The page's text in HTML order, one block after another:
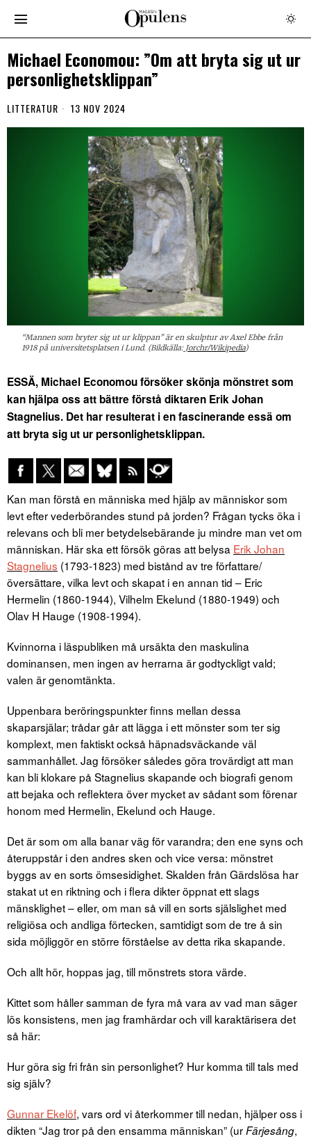
Michael Economou: ”Om att bryta sig ut ur
personlighetsklippan”
LITTERATUR 13 NOV 2024
“Mannen som bryter sig ut ur klippan” är en skulptur av Axel Ebbe från
1918 på universitetsplatsen i Lund. (Bildkälla:Jorchr/Wikipedia)
ESSÄ, Michael Economou försöker skönja mönstret som
kan hjälpa oss att bättre förstå diktaren Erik Johan
Stagnelius. Det har resulterat i en fascinerande essä om
att bryta sig ut ur personlighetsklippan.
Kan man förstå en människa med hjälp av människor som
levt efter vederbörandes stund på jorden? Frågan tycks öka i
relevans och bli mer betydelsebärande ju mindre man vet om
människan. Här ska ett försök göras att belysa Erik Johan
Stagnelius (1793-1823) med bistånd av tre författare/
översättare, vilka levt och skapat i en annan tid – Eric
Hermelin (1860-1944), Vilhelm Ekelund (1880-1949) och
Olav H Hauge (1908-1994).
Kvinnorna i läspubliken må ursäkta den maskulina
dominansen, men ingen av herrarna är godtyckligt vald;
valen är genomtänkta.
Uppenbara beröringspunkter finns mellan dessa
skaparsjälar; trådar går att lägga i ett mönster som ter sig
komplext, men faktiskt också häpnadsväckande väl
sammanhållet. Jag försöker således göra trovärdigt att man
kan bli klokare på Stagnelius skapande och biografi genom
att bejaka och reflektera över mycket av sådant som förenar
honom med Hermelin, Ekelund och Hauge.
Det är som om alla banar väg för varandra; den ene syns och
återuppstår i den andres sken och vice versa: mönstret
byggs av en sorts ömsesidighet. Skalden från Gärdslösa har
stakat ut en riktning och i flera dikter öppnat ett slags
mänsklighet – eller, om man så vill en sorts själslighet med
religiösa och andliga förtecken, samtidigt som de tre å sin
sida möjliggör en större förståelse av detta rika skapande.
Och allt hör, hoppas jag, till mönstrets stora värde.
Kittet som håller samman de fyra må vara av vad man säger
lös konsistens, men jag framhärdar och vill karaktärisera det
så här:
Hur göra sig fri från sin personlighet? Hur komma till tals med
sig själv?
Gunnar Ekelöf, vars ord vi återkommer till nedan, hjälper oss i
dikten “Jag tror på den ensamma människan” (urFärjesång,